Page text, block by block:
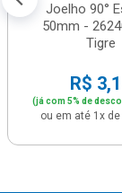
Joelho 90°
50mm -
Tigre
R$
(já com 5% de
ou em até 1x de